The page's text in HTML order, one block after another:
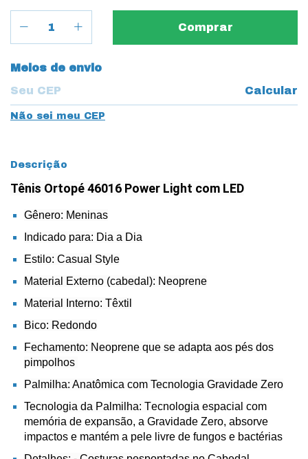
Entregas para o CEP:
Meios de envio
Calcular
Não sei meu CEP
Descrição
Tênis Ortopé 46016 Power Light com LED
Gênero: Meninas
Indicado para: Dia a Dia
Estilo: Casual Style
Material Externo (cabedal): Neoprene
Material Interno: Têxtil
Bico: Redondo
Fechamento: Neoprene que se adapta aos pés dos
pimpolhos
Palmilha: Anatômica com Tecnologia Gravidade Zero
Tecnologia da Palmilha: Tecnologia espacial com
memória de expansão, a Gravidade Zero, absorve
impactos e mantém a pele livre de fungos e bactérias